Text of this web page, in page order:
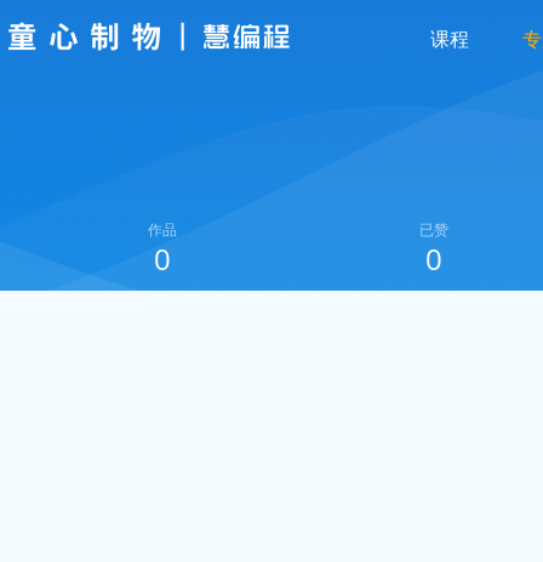
课程
作品
0
已赞
0